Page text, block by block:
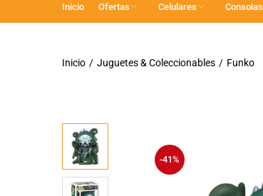
Inicio Ofertas Celulares Consolas
Inicio Juguetes & Coleccionables Funko
-41%